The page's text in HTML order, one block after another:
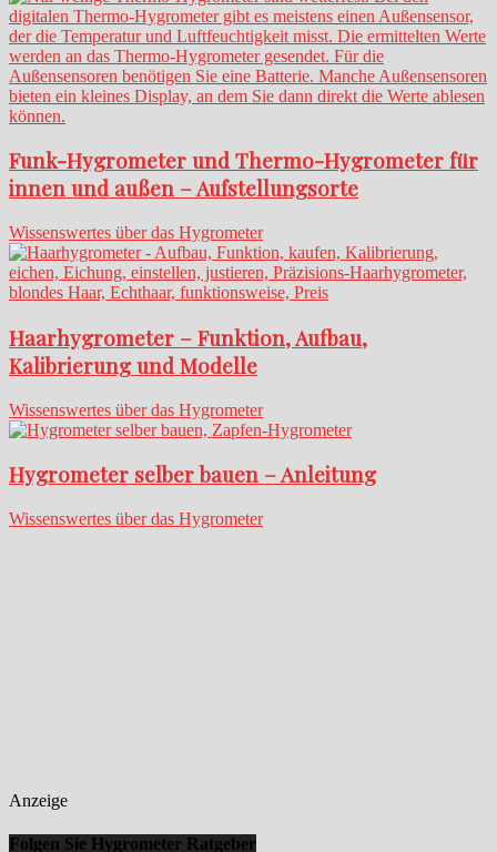
Funk-Hygrometer und Thermo-Hygrometer für
innen und außen – Aufstellungsorte
Wissenswertes über das Hygrometer
Haarhygrometer – Funktion, Aufbau,
Kalibrierung und Modelle
Wissenswertes über das Hygrometer
Hygrometer selber bauen – Anleitung
Wissenswertes über das Hygrometer
Anzeige
Folgen Sie Hygrometer Ratgeber